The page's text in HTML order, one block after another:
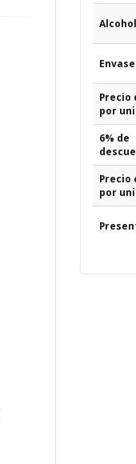
Alcohol
Envase
Precio
por
6% de
Precio
por